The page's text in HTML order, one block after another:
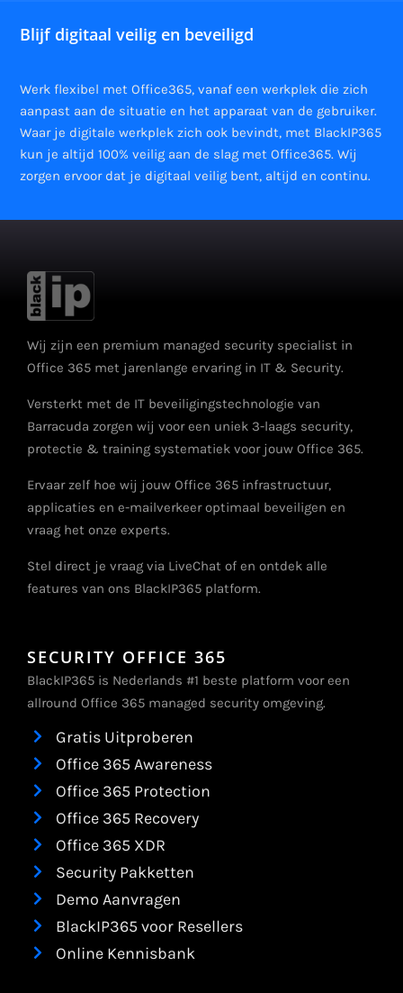
Blijf digitaal veilig en beveiligd
Werk flexibel met Office365, vanaf een werkplek die zich
aanpast aan de situatie en het apparaat van de gebruiker.
Waar je digitale werkplek zich ook bevindt, met BlackIP365
kun je altijd 100% veilig aan de slag met Office365. Wij
zorgen ervoor dat je digitaal veilig bent, altijd en continu.
Wij zijn een premium managed security specialist in
Office 365 met jarenlange ervaring in IT & Security.
Versterkt met de IT beveiligingstechnologie van
Barracuda zorgen wij voor een uniek 3-laags security,
protectie & training systematiek voor jouw Office 365.
Ervaar zelf hoe wij jouw Office 365 infrastructuur,
applicaties en e-mailverkeer optimaal beveiligen en
vraag het onze experts.
Stel direct je vraag via LiveChat of en ontdek alle
features van ons BlackIP365 platform.
SECURITY OFFICE 365
BlackIP365 is Nederlands #1 beste platform voor een
allround Office 365 managed security omgeving.
Gratis Uitproberen
Office 365 Awareness
Office 365 Protection
Office 365 Recovery
Office 365 XDR
Security Pakketten
Demo Aanvragen
BlackIP365 voor Resellers
Online Kennisbank